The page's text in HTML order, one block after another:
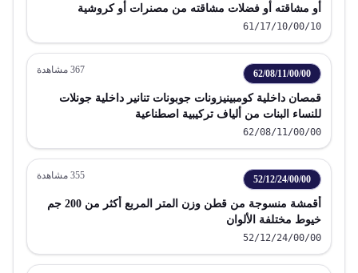
أو مشاقته أو فضلات مشاقته من مصنرات أو كروشية
61/17/10/00/10
62/08/11/00/00
367 مشاهدة
قمصان داخلية كومبينيزونات جوبونات تنانير داخلية جونلات
للنساء البنات من ألياف تركيبية اصطناعية
62/08/11/00/00
52/12/24/00/00
355 مشاهدة
أقمشة منسوجة من قطن وزن المتر المربع أكثر من 200 جم
خيوط مختلفة الألوان
52/12/24/00/00